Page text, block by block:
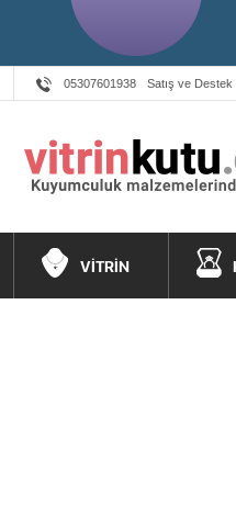
05307601938 Satış ve Destek
VİTRİN